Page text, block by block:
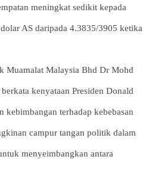
meningkat sedikit kepada
AS daripada 4.3835/3905 ketika
Muamalat Malaysia Bhd Dr Mohd
kenyataan Presiden Donald
kebimbangan terhadap kebebasan
campur tangan politik dalam
menyeimbangkan antara